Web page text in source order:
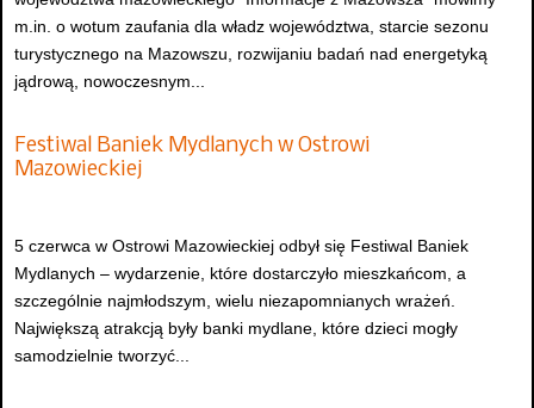
m.in. o wotum zaufania dla władz województwa, starcie sezonu
turystycznego na Mazowszu, rozwijaniu badań nad energetyką
jądrową, nowoczesnym...
Festiwal Baniek Mydlanych w Ostrowi
Mazowieckiej
5 czerwca w Ostrowi Mazowieckiej odbył się Festiwal Baniek
Mydlanych – wydarzenie, które dostarczyło mieszkańcom, a
szczególnie najmłodszym, wielu niezapomnianych wrażeń.
Największą atrakcją były banki mydlane, które dzieci mogły
samodzielnie tworzyć...